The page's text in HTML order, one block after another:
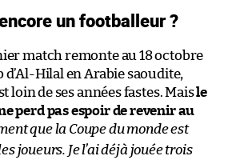
un footballeur ?
match remonte au 18 octobre
d’Al-Hilal en Arabie saoudite,
loin de ses années fastes. Maisle
perd pas espoir de revenir au
que la Coupe du monde est
joueurs. Je l’ai déjà jouée trois